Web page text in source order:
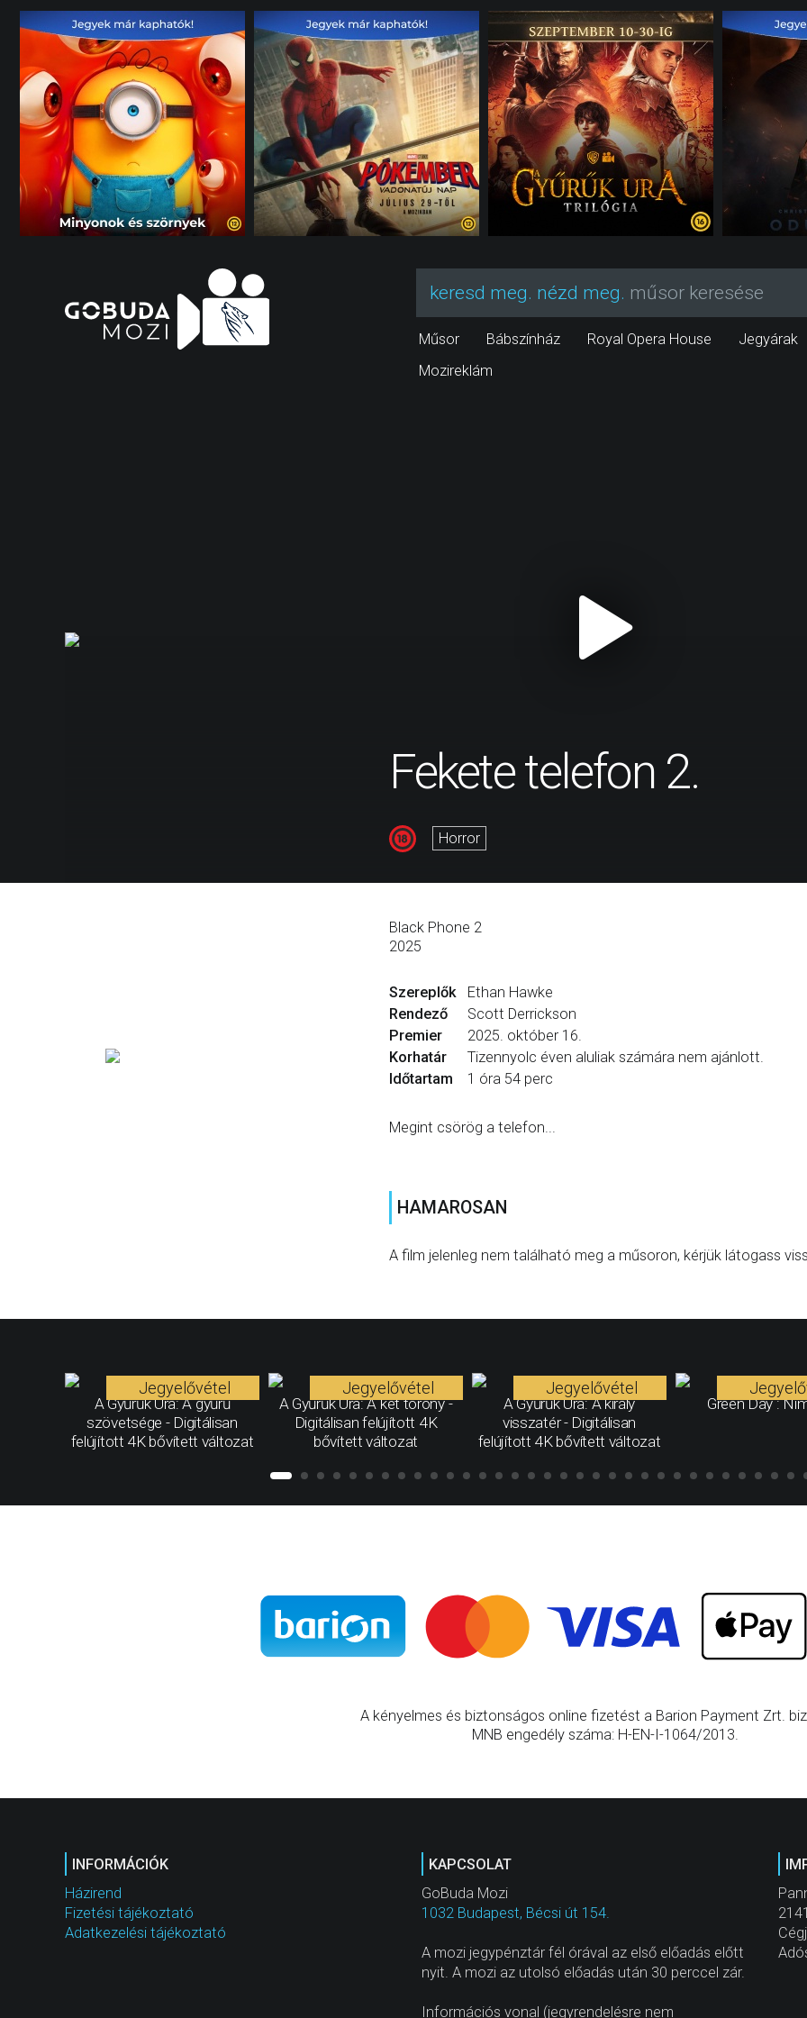
keresd meg. nézd meg. műsor keresése
Műsor Bábszínház Royal Opera House Jegyárak
Mozireklám
Fekete telefon 2.
Horror
Black Phone 2
2025
Szereplők
Ethan Hawke
Rendező
Scott Derrickson
Premier
2025. október 16.
Korhatár
Tizennyolc éven aluliak számára nem ajánlott.
Időtartam
1 óra 54 perc
Megint csörög a telefon...
HAMAROSAN
A film jelenleg nem található meg a műsoron, kérjük látogass
A Gyűrűk Ura: A gyűrű
szövetsége - Digitálisan
felújított 4K bővített változat
Jegyelővétel
A Gyűrűk Ura: A két torony -
Digitálisan felújított 4K
bővített változat
Jegyelővétel
A Gyűrűk Ura: A király
visszatér - Digitálisan
felújított 4K bővített változat
Jegyelővétel
Green Day :
A kényelmes és biztonságos online fizetést a Barion Payment Zrt.
MNB engedély száma: H-EN-I-1064/2013.
INFORMÁCIÓK
Házirend
Fizetési tájékoztató
Adatkezelési tájékoztató
KAPCSOLAT
GoBuda Mozi
1032 Budapest, Bécsi út 154.
A mozi jegypénztár fél órával az első előadás előtt
nyit. A mozi az utolsó előadás után 30 perccel zár.
Információs vonal (jegyrendelésre nem